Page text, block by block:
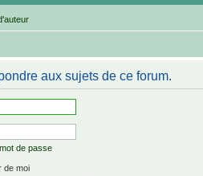
aux sujets de ce forum.
de passe
de moi